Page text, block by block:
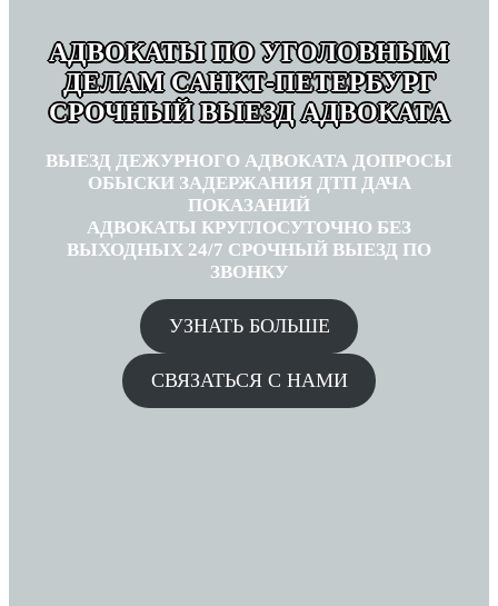
АДВОКАТЫ ПО УГОЛОВНЫМ
ДЕЛАМ САНКТ-ПЕТЕРБУРГ
СРОЧНЫЙ ВЫЕЗД АДВОКАТА
ВЫЕЗД ДЕЖУРНОГО АДВОКАТА ДОПРОСЫ
ОБЫСКИ ЗАДЕРЖАНИЯ ДТП ДАЧА
ПОКАЗАНИЙ
АДВОКАТЫ КРУГЛОСУТОЧНО БЕЗ
ВЫХОДНЫХ 24/7 СРОЧНЫЙ ВЫЕЗД ПО
ЗВОНКУ
УЗНАТЬ БОЛЬШЕ
СВЯЗАТЬСЯ С НАМИ